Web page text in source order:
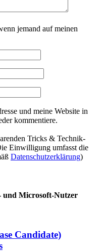
jemand auf meinen
und meine Website in
kommentiere.
Tricks & Technik-
Einwilligung umfasst die
Datenschutzerklärung)
Microsoft-Nutzer
Candidate)